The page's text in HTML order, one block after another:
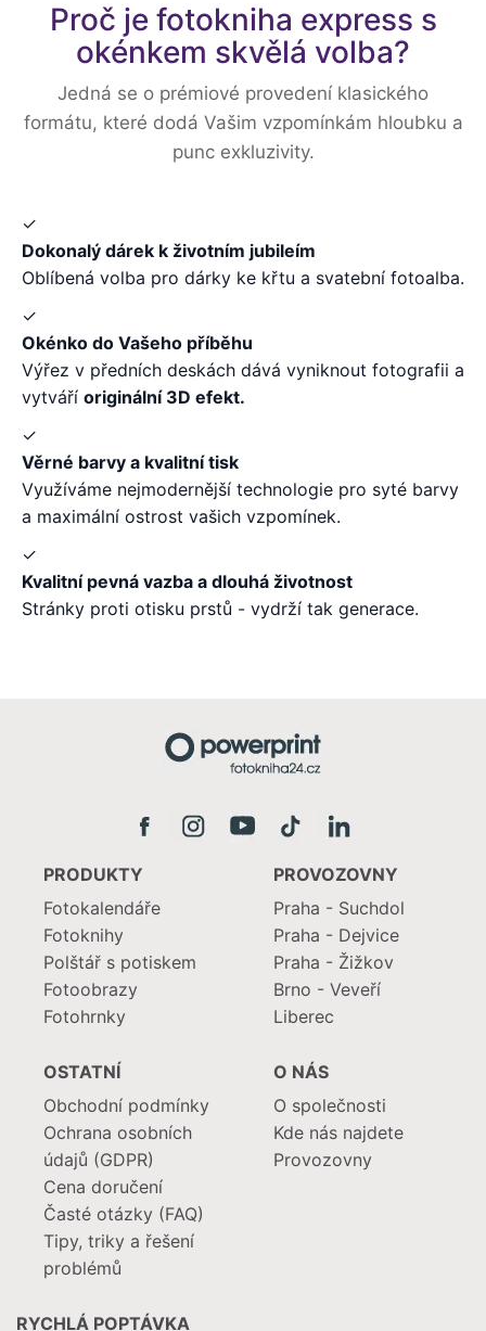
Proč je fotokniha express s
okénkem skvělá volba?
Jedná se o prémiové provedení klasického
formátu, které dodá Vašim vzpomínkám hloubku a
punc exkluzivity.
✓
Dokonalý dárek k životním jubileím
Oblíbená volba pro dárky ke křtu a svatební fotoalba.
✓
Okénko do Vašeho příběhu
Výřez v předních deskách dává vyniknout fotografii a
vytváří originální 3D efekt.
✓
Věrné barvy a kvalitní tisk
Využíváme nejmodernější technologie pro syté barvy
a maximální ostrost vašich vzpomínek.
✓
Kvalitní pevná vazba a dlouhá životnost
Stránky proti otisku prstů - vydrží tak generace.
PRODUKTY
Fotokalendáře
Fotoknihy
Polštář s potiskem
Fotoobrazy
Fotohrnky
PROVOZOVNY
Praha - Suchdol
Praha - Dejvice
Praha - Žižkov
Brno - Veveří
Liberec
OSTATNÍ
Obchodní podmínky
Ochrana osobních
údajů (GDPR)
Cena doručení
Časté otázky (FAQ)
Tipy, triky a řešení
problémů
O NÁS
O společnosti
Kde nás najdete
Provozovny
RYCHLÁ POPTÁVKA